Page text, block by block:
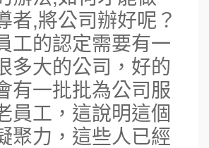
者,將公司辦好呢？
工的認定需要有一
多大的公司，好的
有一批批為公司服
員工，這說明這個
聚力，這些人已經